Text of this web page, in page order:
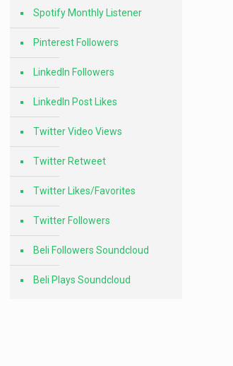
Spotify Monthly Listener
Pinterest Followers
LinkedIn Followers
LinkedIn Post Likes
Twitter Video Views
Twitter Retweet
Twitter Likes/Favorites
Twitter Followers
Beli Followers Soundcloud
Beli Plays Soundcloud